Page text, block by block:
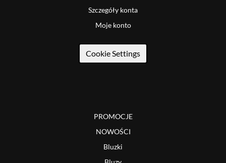
Szczegóły konta
Moje konto
Cookie Settings
PROMOCJE
NOWOŚCI
Bluzki